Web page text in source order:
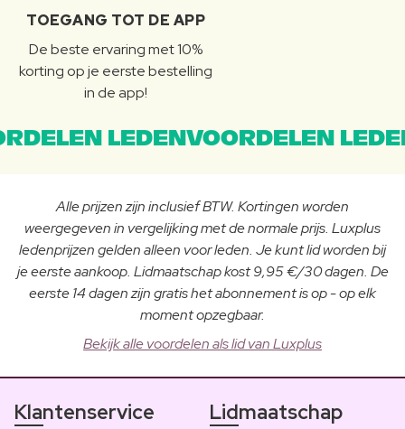
TOEGANG TOT DE APP
De beste ervaring met 10%
korting op je eerste bestelling
in de app!
LEDENVOORDELEN
Alle prijzen zijn inclusief BTW. Kortingen worden
weergegeven in vergelijking met de normale prijs. Luxplus
ledenprijzen gelden alleen voor leden. Je kunt lid worden bij
je eerste aankoop. Lidmaatschap kost 9,95 €/30 dagen. De
eerste 14 dagen zijn gratis het abonnement is op - op elk
moment opzegbaar.
Bekijk alle voordelen als lid van Luxplus
Klantenservice Lidmaatschap